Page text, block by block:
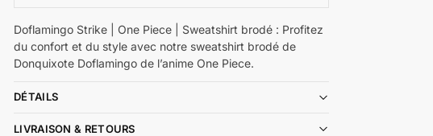
Doflamingo Strike | One Piece | Sweatshirt brodé : Profitez
du confort et du style avec notre sweatshirt brodé de
Donquixote Doflamingo de l’anime One Piece.
DÉTAILS
LIVRAISON & RETOURS